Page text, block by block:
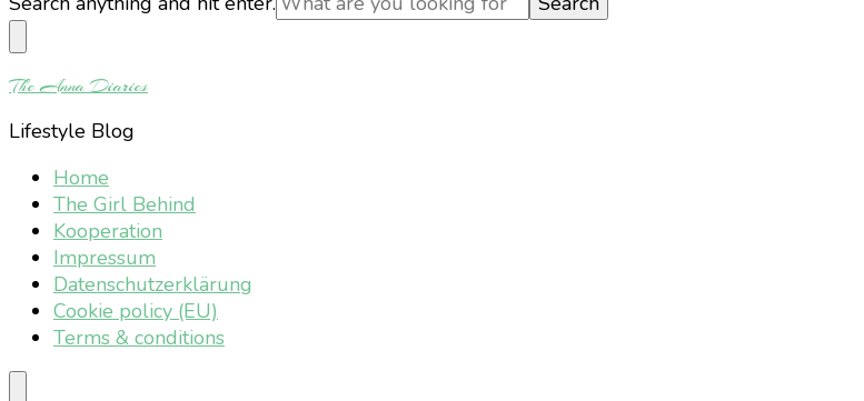
for
Something?
The Anna Diaries
Lifestyle Blog
Home
The Girl Behind
Kooperation
Impressum
Datenschutzerklärung
Cookie policy (EU)
Terms & conditions